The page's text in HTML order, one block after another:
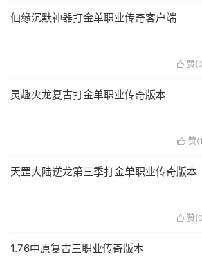
仙缘沉默神器打金单职业传奇客户端
 赞(0
灵趣火龙复古打金单职业传奇版本
 赞(1
天罡大陆逆龙第三季打金单职业传奇版本
 赞(0
1.76中原复古三职业传奇版本